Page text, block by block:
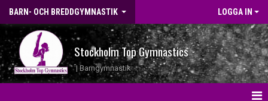
BARN- OCH BREDDGYMNASTIK LOGGA IN
Stockholm Top Gymnastics
| Barngymnastik